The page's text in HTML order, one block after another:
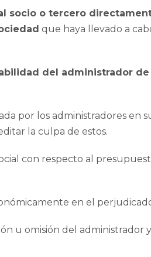
socio o tercero
que haya llevado a
del administrador
por los administradores en
la culpa de estos.
con respecto al
en el
u omisión del administrador